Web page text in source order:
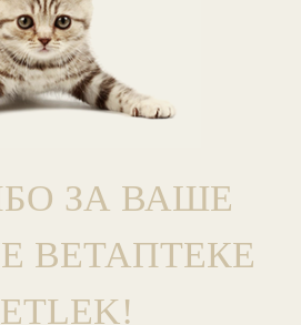
ЗА ВАШЕ
ВЕТАПТЕКЕ